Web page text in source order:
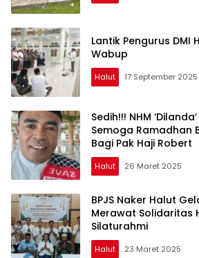
Lantik Pengurus DMI
Wabup
Halut 17 September 2025
Sedih!!! NHM
Semoga Ramadhan
Bagi Pak Haji Robert
Halut 26 Maret 2025
BPJS Naker Halut
Merawat Solidaritas
Silaturahmi
Halut 23 Maret 2025